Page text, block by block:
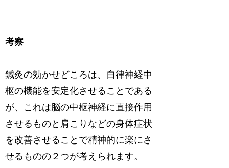
考察
鍼灸の効かせどころは、自律神経中
枢の機能を安定化させることである
が、これは脳の中枢神経に直接作用
させるものと肩こりなどの身体症状
を改善させることで精神的に楽にさ
せるものの２つが考えられます。